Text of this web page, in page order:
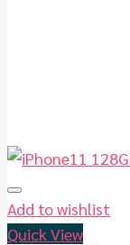
Add to wishlist
Quick View